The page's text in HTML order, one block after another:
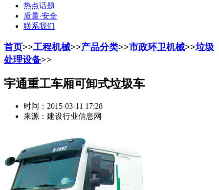
热点话题
质量·安全
联系我们
首页>>工程机械>>产品分类>>市政环卫机械>>垃圾
处理设备>>
宇通重工车厢可卸式垃圾车
时间：2015-03-11 17:28
来源：建设行业信息网